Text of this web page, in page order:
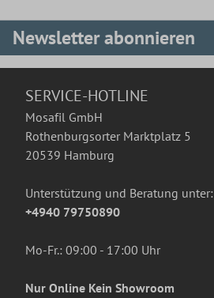
Newsletter abonnieren
SERVICE-HOTLINE
Mosafil GmbH
Rothenburgsorter Marktplatz 5
20539 Hamburg
Unterstützung und Beratung unter:
+4940 79750890
Mo-Fr.: 09:00 - 17:00 Uhr
Nur Online Kein Showroom